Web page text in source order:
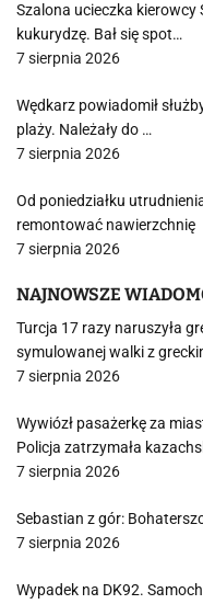
Szalona ucieczka kierowcy
kukurydzę. Bał się spot…
7 sierpnia 2026
Wędkarz powiadomił
plaży. Należały do …
7 sierpnia 2026
Od poniedziałku
remontować nawierzchnię
7 sierpnia 2026
NAJNOWSZE
Turcja 17 razy naruszyła
symulowanej walki z
7 sierpnia 2026
Wywiózł pasażerkę za
Policja zatrzymała
7 sierpnia 2026
Sebastian z gór:
7 sierpnia 2026
Wypadek na DK92.